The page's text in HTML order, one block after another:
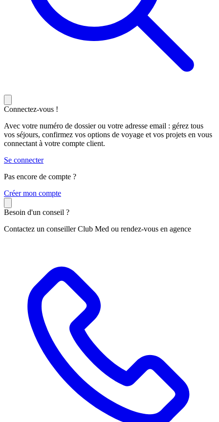
Connectez-vous !
Avec votre numéro de dossier ou votre adresse email : gérez tous
vos séjours, confirmez vos options de voyage et vos projets en vous
connectant à votre compte client.
Se connecter
Pas encore de compte ?
Créer mon compte
Besoin d'un conseil ?
Contactez un conseiller Club Med ou rendez-vous en agence